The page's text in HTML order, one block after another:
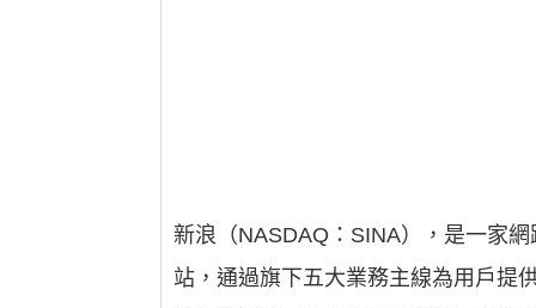
新浪（NASDAQ：SINA），是一家
站，通過旗下五大業務主線為用戶提